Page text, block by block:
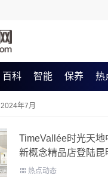
百科 智能 保养 热
2024年7月
TimeVallée时光天
新概念精品店登陆昆
热点动态